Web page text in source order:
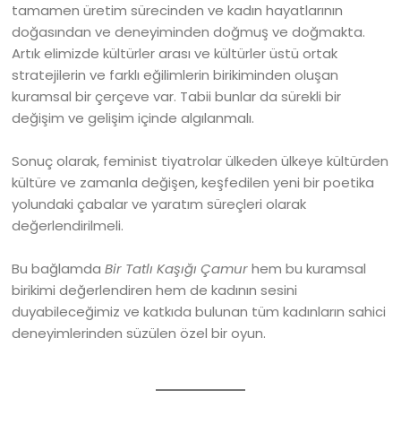
tamamen üretim sürecinden ve kadın hayatlarının
doğasından ve deneyiminden doğmuş ve doğmakta.
Artık elimizde kültürler arası ve kültürler üstü ortak
stratejilerin ve farklı eğilimlerin birikiminden oluşan
kuramsal bir çerçeve var. Tabii bunlar da sürekli bir
değişim ve gelişim içinde algılanmalı.
Sonuç olarak, feminist tiyatrolar ülkeden ülkeye kültürden
kültüre ve zamanla değişen, keşfedilen yeni bir poetika
yolundaki çabalar ve yaratım süreçleri olarak
değerlendirilmeli.
Bu bağlamdaBir Tatlı Kaşığı Çamurhem bu kuramsal
birikimi değerlendiren hem de kadının sesini
duyabileceğimiz ve katkıda bulunan tüm kadınların sahici
deneyimlerinden süzülen özel bir oyun.